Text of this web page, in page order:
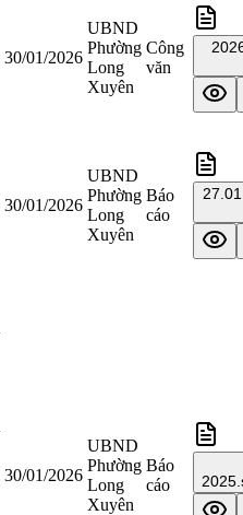
30/01/2026
UBND
Phường
Long
Xuyên
Công
văn
30/01/2026
UBND
Phường
Long
Xuyên
Báo
cáo
30/01/2026
UBND
Phường
Long
Xuyên
Báo
cáo